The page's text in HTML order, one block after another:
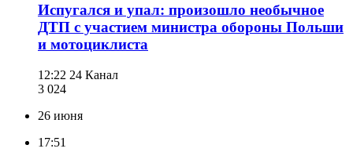
Испугался и упал: произошло необычное
ДТП с участием министра обороны Польши
и мотоциклиста
12:22 24 Канал
3 024
26 июня
17:51